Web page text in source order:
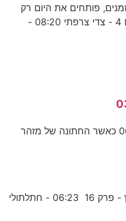
פותחים את היום רק
בכחול לבן. ש.ח. פבלו, אוכל וחברים 4 - צדי צרפתי 08:20 -
כמו שאני - פרק 190 06:02 - 06:48 כאשר החתונה של מזהר
06:00 - מיקי מאוס: מכוניות המירוץ - פרק 16 06:23 - חתלתולי